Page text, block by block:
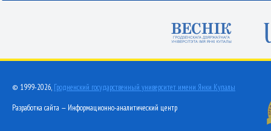
© 1999-2026, Гродненский государственный университет имени Янки Купалы
Разработка сайта — Информационно-аналитический центр